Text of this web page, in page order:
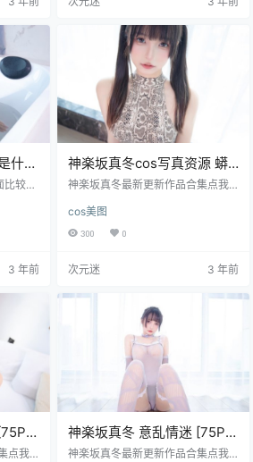
什
较火
身
种瘦
频是什
频，
摄影
毕
楽
3 年前
神楽坂真冬cos写真资源 蟒
纹旗袍 [75P-163MB]在线欣
神楽坂真冬最新更新作品合集点我
cos美图
300 0
次元迷 3 年前
点我
神楽坂真冬 意乱情迷 [75P-
165MB]
神楽坂真冬最新更新作品合集点我